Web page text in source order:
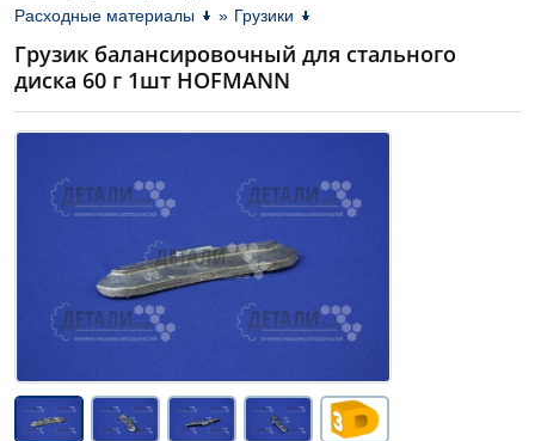
Расходные материалы
» Грузики
Грузик балансировочный для стального
диска 60 г 1шт HOFMANN